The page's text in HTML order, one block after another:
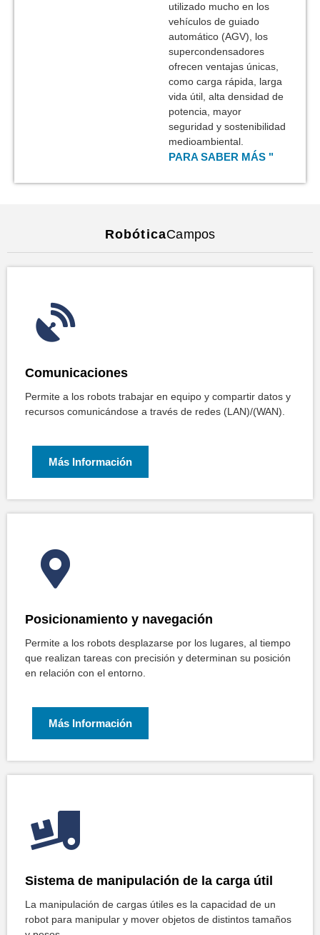
utilizado mucho en los
vehículos de guiado
automático (AGV), los
supercondensadores
ofrecen ventajas únicas,
como carga rápida, larga
vida útil, alta densidad de
potencia, mayor
seguridad y sostenibilidad
medioambiental.
PARA SABER MÁS "
RobóticaCampos
Comunicaciones
Permite a los robots trabajar en equipo y compartir datos y
recursos comunicándose a través de redes (LAN)/(WAN).
Más Información
Posicionamiento y navegación
Permite a los robots desplazarse por los lugares, al tiempo
que realizan tareas con precisión y determinan su posición
en relación con el entorno.
Más Información
Sistema de manipulación de la carga útil
La manipulación de cargas útiles es la capacidad de un
robot para manipular y mover objetos de distintos tamaños